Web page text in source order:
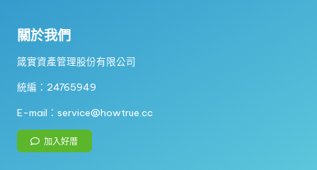
關於我們
箴實資產管理股份有限公司
統編：24765949
E-mail：service@howtrue.cc
加入好厝